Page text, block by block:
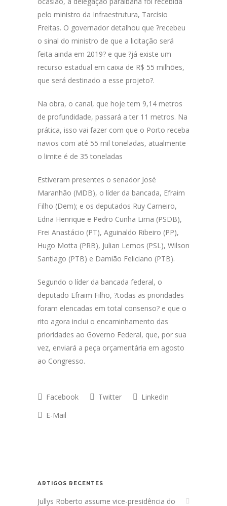
pelo ministro da Infraestrutura, Tarcísio
Freitas. O governador detalhou que ?recebeu
o sinal do ministro de que a licitação será
feita ainda em 2019? e que ?já existe um
recurso estadual em caixa de R$ 55 milhões,
que será destinado a esse projeto?.
Na obra, o canal, que hoje tem 9,14 metros
de profundidade, passará a ter 11 metros. Na
prática, isso vai fazer com que o Porto receba
navios com até 55 mil toneladas, atualmente
o limite é de 35 toneladas
Estiveram presentes o senador José
Maranhão (MDB), o líder da bancada, Efraim
Filho (Dem); e os deputados Ruy Carneiro,
Edna Henrique e Pedro Cunha Lima (PSDB),
Frei Anastácio (PT), Aguinaldo Ribeiro (PP),
Hugo Motta (PRB), Julian Lemos (PSL), Wilson
Santiago (PTB) e Damião Feliciano (PTB).
Segundo o líder da bancada federal, o
deputado Efraim Filho, ?todas as prioridades
foram elencadas em total consenso? e que o
rito agora inclui o encaminhamento das
prioridades ao Governo Federal, que, por sua
vez, enviará a peça orçamentária em agosto
ao Congresso.
Facebook Twitter
LinkedIn
E-Mail
ARTIGOS RECENTES
Jullys Roberto assume vice-presidência do